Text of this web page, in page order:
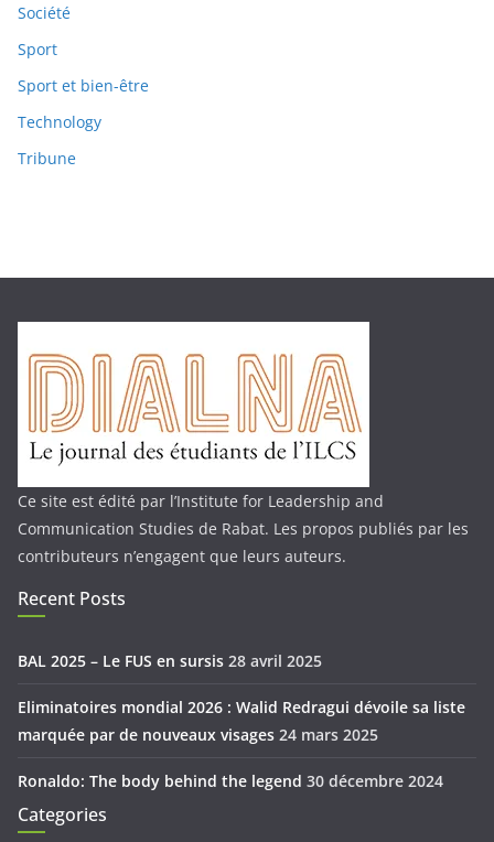
Société
Sport
Sport et bien-être
Technology
Tribune
Ce site est édité par l’Institute for Leadership and
Communication Studies de Rabat. Les propos publiés par les
contributeurs n’engagent que leurs auteurs.
Recent Posts
BAL 2025 – Le FUS en sursis 28 avril 2025
Eliminatoires mondial 2026 : Walid Redragui dévoile sa liste
marquée par de nouveaux visages 24 mars 2025
Ronaldo: The body behind the legend 30 décembre 2024
Categories